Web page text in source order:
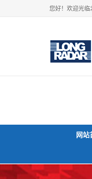
您好！欢迎光临
网站